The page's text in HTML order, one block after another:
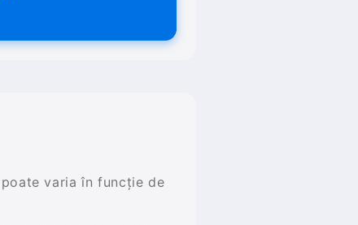
varia în funcție de